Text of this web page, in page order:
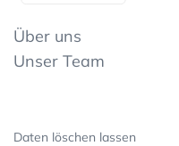
Über uns
Unser Team
Daten löschen lassen